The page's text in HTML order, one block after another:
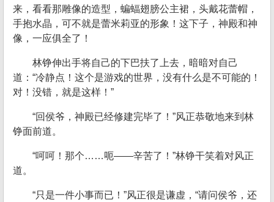
来，看看那雕像的造型，蝙蝠翅膀公主裙，头戴花蕾帽，
手抱水晶，可不就是蕾米莉亚的形象！这下子，神殿和神
像，一应俱全了！
林铮伸出手将自己的下巴扶了上去，暗暗对自己
道：“冷静点！这个是游戏的世界，没有什么是不可能的！
对！没错，就是这样！”
“回侯爷，神殿已经修建完毕了！”风正恭敬地来到林
铮面前道。
“呵呵！那个……呃——辛苦了！”林铮干笑着对风正
道。
“只是一件小事而已！”风正很是谦虚，“请问侯爷，还